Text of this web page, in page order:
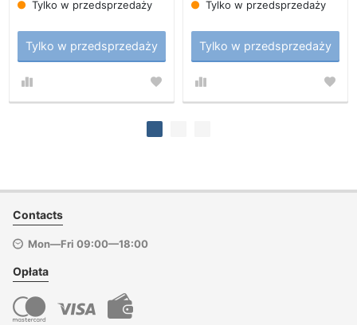
Tylko w przedsprzedaży
Tylko w przedsprzedaży
Tylko w przedsprzedaży
Tylko w przedsprzedaży
Contacts
Mon—Fri 09:00—18:00
Opłata